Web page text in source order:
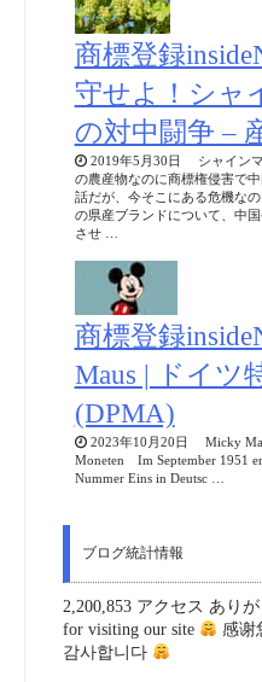
商標登録
守せよ！シャ
の対中闘争 –
2019年5月30日 シャイン
の農産物なのに商標権侵害で
話だが、今そこにある危機な
の県産ブランドについて、中
させ …
商標登録
Maus | ドイツ
(DPMA)
2023年10月20日 Micky
Moneten Im September 1951
Nummer Eins in Deutsc …
ブログ統計情報
2,200,853 アクセス あり
for visiting our site
感谢
감사합니다